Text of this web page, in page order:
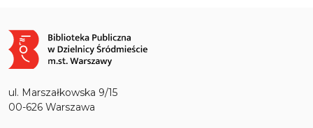
Obraz
ul. Marszałkowska 9/15
00-626 Warszawa